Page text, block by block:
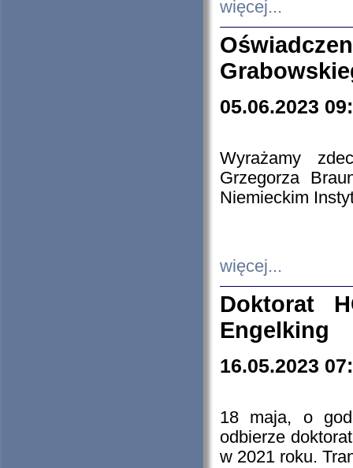
więcej...
05.06.2023
Wyrażamy
Grzegorza
Niemieckim
więcej...
Doktorat
Engelking
16.05.2023
18 maja, o
odbierze
w 2021 roku.